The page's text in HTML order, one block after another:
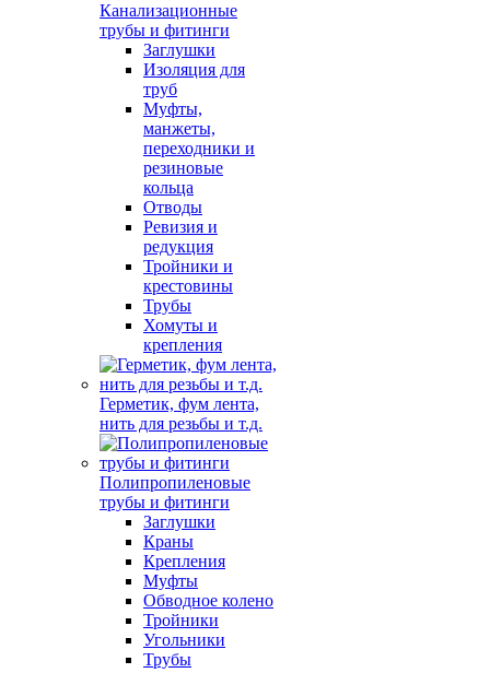
Канализационные
трубы и фитинги
Заглушки
Изоляция для
труб
Муфты,
манжеты,
переходники и
резиновые
кольца
Отводы
Ревизия и
редукция
Тройники и
крестовины
Трубы
Хомуты и
крепления
Герметик, фум лента,
нить для резьбы и т.д.
Полипропиленовые
трубы и фитинги
Заглушки
Краны
Крепления
Муфты
Обводное колено
Тройники
Угольники
Трубы